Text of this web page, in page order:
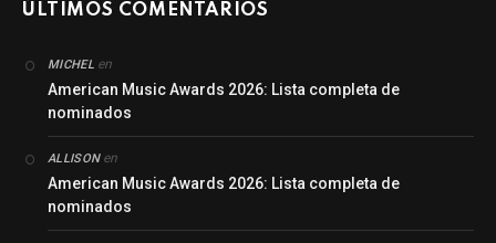
ÚLTIMOS COMENTARIOS
MICHELen
American Music Awards 2026: Lista completa de
nominados
ALLISONen
American Music Awards 2026: Lista completa de
nominados